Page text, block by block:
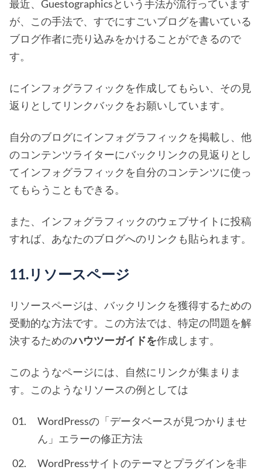
最近、Guestographicsという手法が流行っています
が、この手法で、すでにすごいブログを書いている
ブログ作者に売り込みをかけることができるので
す。
にインフォグラフィックを作成してもらい、その見
返りとしてリンクバックをお願いしています。
自分のブログにインフォグラフィックを掲載し、他
のコンテンツライターにバックリンクの見返りとし
てインフォグラフィックを自分のコンテンツに使っ
てもらうこともできる。
また、インフォグラフィックのウェブサイトに投稿
すれば、あなたのブログへのリンクも貼られます。
11.リソースページ
リソースページは、バックリンクを獲得するための
受動的な方法です。この方法では、特定の問題を解
決するためのハウツーガイドを作成します。
このようなページには、自然にリンクが集まりま
す。このようなリソースの例としては
WordPressの「データベースが見つかりませ
ん」エラーの修正方法
WordPressサイトのテーマとプラグインを非